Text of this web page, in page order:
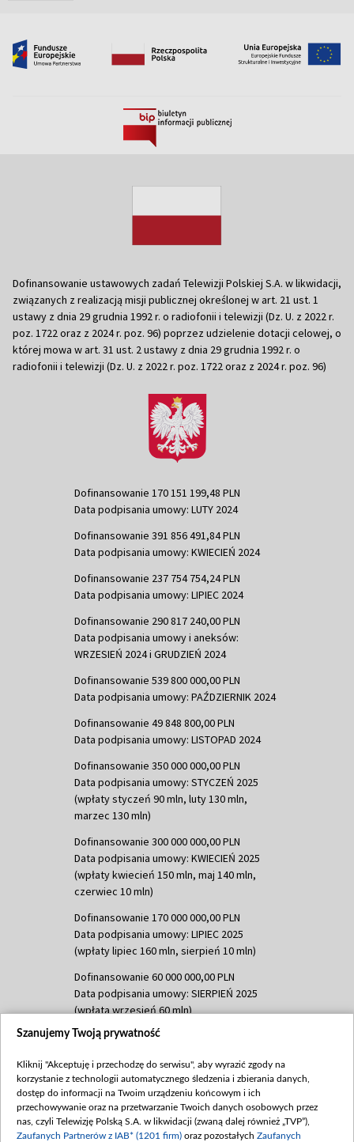
Dofinansowanie ustawowych zadań Telewizji Polskiej S.A. w likwidacji,
związanych z realizacją misji publicznej określonej w art. 21 ust. 1
ustawy z dnia 29 grudnia 1992 r. o radiofonii i telewizji (Dz. U. z 2022 r.
poz. 1722 oraz z 2024 r. poz. 96) poprzez udzielenie dotacji celowej, o
której mowa w art. 31 ust. 2 ustawy z dnia 29 grudnia 1992 r. o
radiofonii i telewizji (Dz. U. z 2022 r. poz. 1722 oraz z 2024 r. poz. 96)
Dofinansowanie 170 151 199,48 PLN
Data podpisania umowy: LUTY 2024
Dofinansowanie 391 856 491,84 PLN
Data podpisania umowy: KWIECIEŃ 2024
Dofinansowanie 237 754 754,24 PLN
Data podpisania umowy: LIPIEC 2024
Dofinansowanie 290 817 240,00 PLN
Data podpisania umowy i aneksów:
WRZESIEŃ 2024 i GRUDZIEŃ 2024
Dofinansowanie 539 800 000,00 PLN
Data podpisania umowy: PAŹDZIERNIK 2024
Dofinansowanie 49 848 800,00 PLN
Data podpisania umowy: LISTOPAD 2024
Dofinansowanie 350 000 000,00 PLN
Data podpisania umowy: STYCZEŃ 2025
(wpłaty styczeń 90 mln, luty 130 mln,
marzec 130 mln)
Dofinansowanie 300 000 000,00 PLN
Data podpisania umowy: KWIECIEŃ 2025
(wpłaty kwiecień 150 mln, maj 140 mln,
czerwiec 10 mln)
Dofinansowanie 170 000 000,00 PLN
Data podpisania umowy: LIPIEC 2025
(wpłaty lipiec 160 mln, sierpień 10 mln)
Dofinansowanie 60 000 000,00 PLN
Data podpisania umowy: SIERPIEŃ 2025
(wpłata wrzesień 60 mln)
Dofinansowanie 635 783 051,21 PLN
(wpłata wrzesień 100 mln, październik 350
mln, listopad 265 mln)
Dofinansowanie 48 862 000,00 PLN
Data podpisania umowy: GRUDZIEŃ 2025
Szanujemy Twoją prywatność
Kliknij "Akceptuję i przechodzę do serwisu", aby wyrazić zgody na
korzystanie z technologii automatycznego śledzenia i zbierania danych,
dostęp do informacji na Twoim urządzeniu końcowym i ich
przechowywanie oraz na przetwarzanie Twoich danych osobowych przez
nas, czyli Telewizję Polską S.A. w likwidacji (zwaną dalej również „TVP”),
Zaufanych Partnerów z IAB* (1201 firm) oraz pozostałych Zaufanych